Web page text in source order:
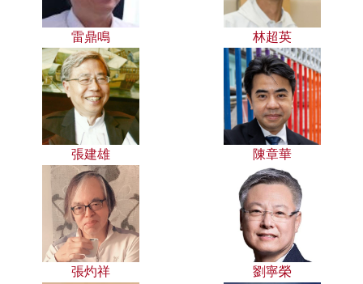
雷鼎鳴 林超英
張建雄 陳章華
張灼祥 劉寧榮